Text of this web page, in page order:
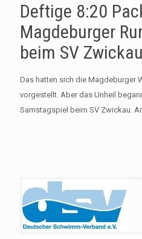
Deftige 8:20
Magdeburger
beim SV Zwickau
Das hatten sich die Magdeburger
vorgestellt. Aber das Unheil
Samstagspiel beim SV Zwickau.